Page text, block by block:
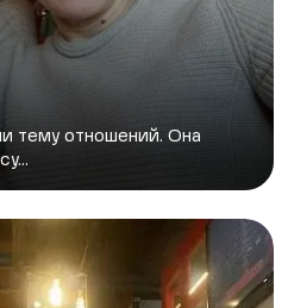
тему отношений. Она